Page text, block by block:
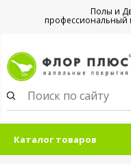
Полы и
профессиональный
Каталог товаров